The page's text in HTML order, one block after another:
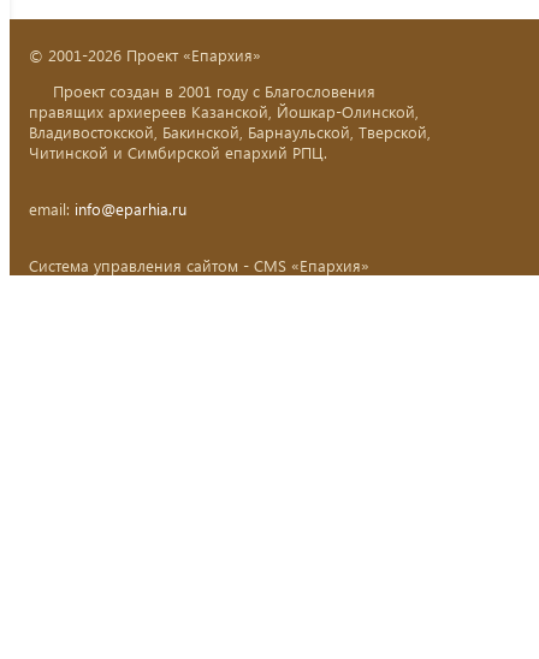
© 2001-2026 Проект «Епархия»
Проект создан в 2001 году с Благословения
правящих архиереев Казанской, Йошкар-Олинской,
Владивостокской, Бакинской, Барнаульской, Тверской,
Читинской и Симбирской епархий РПЦ.
email: info@eparhia.ru
Система управления сайтом - CMS «Епархия»